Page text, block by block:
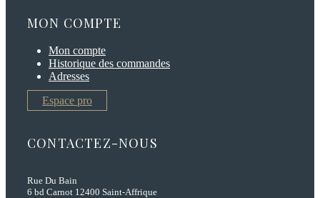
MON COMPTE
Mon compte
Historique des commandes
Adresses
Espace pro
CONTACTEZ-NOUS
Rue Du Bain
6 bd Carnot 12400 Saint-Affrique